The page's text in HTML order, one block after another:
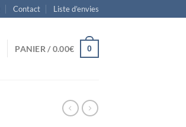
Contact Liste d’envies
PANIER /0.00€ 0